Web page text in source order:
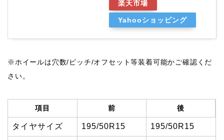
楽天市場
Yahooショッピング
※ホイールは穴数/ピッチ/オフセット等装着可能かご確認くだ
さい。
項目 前 後
タイヤサイズ 195/50R15 195/50R15